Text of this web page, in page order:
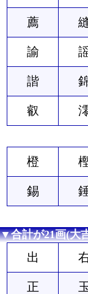
薦
諭
諧
叡
橙
錫
▼合計が21画(大
出
正